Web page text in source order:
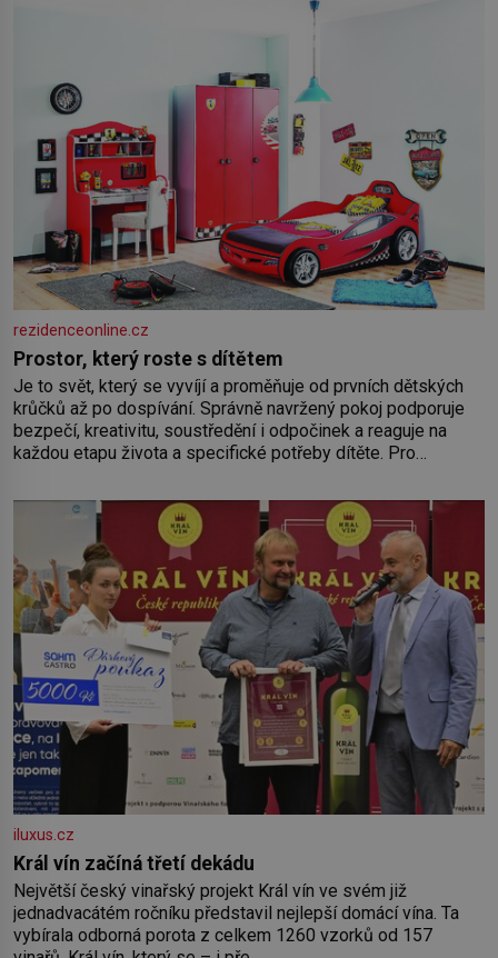
rezidenceonline.cz
Prostor, který roste s dítětem
Je to svět, který se vyvíjí a proměňuje od prvních dětských
krůčků až po dospívání. Správně navržený pokoj podporuje
bezpečí, kreativitu, soustředění i odpočinek a reaguje na
každou etapu života a specifické potřeby dítěte. Pro
by pokoj miminka měl působit především klidně a útulně.
Předškolní věk je
iluxus.cz
Král vín začíná třetí dekádu
Největší český vinařský projekt Král vín ve svém již
jednadvacátém ročníku představil nejlepší domácí vína. Ta
vybírala odborná porota z celkem 1260 vzorků od 157